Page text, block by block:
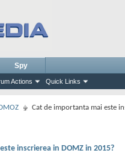
Actions Quick Links
Spy
Cat de importanta mai este
inscrierea in DOMZ in 2015?